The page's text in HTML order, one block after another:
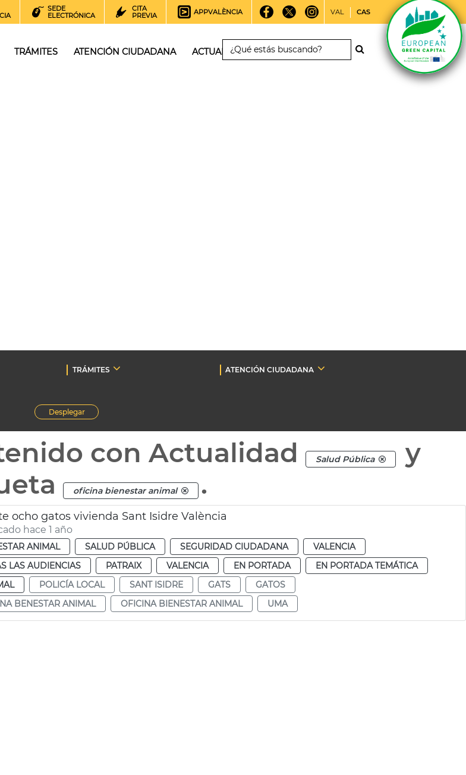
SEDE
ELECTRÓNICA
CITA
PREVIA
APPVALÈNCIA VAL CAS
TRÁMITES ATENCIÓN CIUDADANA ACTUALIDAD
TRÁMITES
ATENCIÓN CIUDADANA
Desplegar
con Actualidad Salud Pública
y
oficina bienestar animal .
ocho gatos vivienda Sant Isidre València
hace 1 año
ANIMAL SALUD PÚBLICA SEGURIDAD CIUDADANA
VALENCIA
LAS AUDIENCIAS
PATRAIX VALENCIA EN PORTADA
EN PORTADA TEMÁTICA
POLICÍA LOCAL SANT ISIDRE GATS
GATOS
BENESTAR ANIMAL
OFICINA BIENESTAR ANIMAL UMA